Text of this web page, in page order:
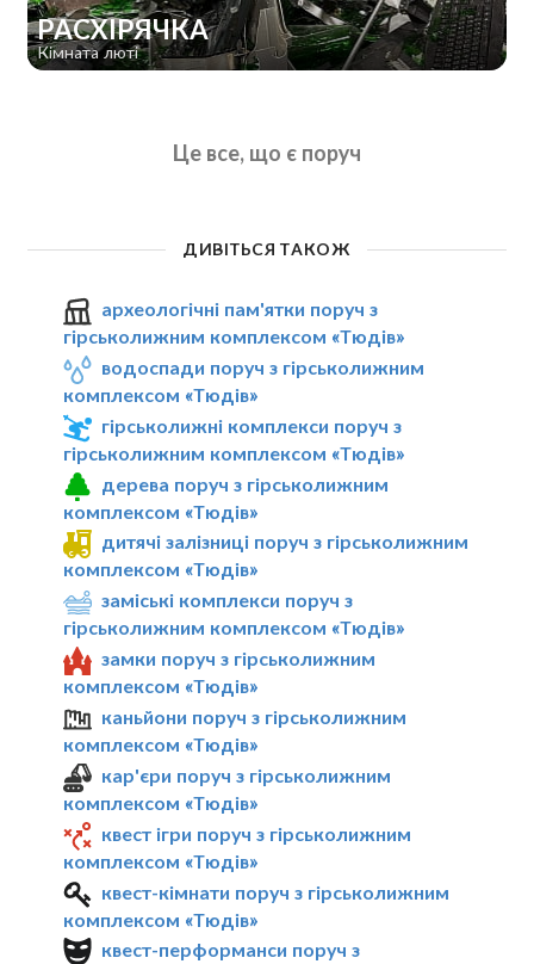
РАСХІРЯЧКА
Кімната люті
Це все, що є поруч
ДИВІТЬСЯ ТАКОЖ
археологічні пам'ятки поруч з
гірськолижним комплексом «Тюдів»
водоспади поруч з гірськолижним
комплексом «Тюдів»
гірськолижні комплекси поруч з
гірськолижним комплексом «Тюдів»
дерева поруч з гірськолижним
комплексом «Тюдів»
дитячі залізниці поруч з гірськолижним
комплексом «Тюдів»
заміські комплекси поруч з
гірськолижним комплексом «Тюдів»
замки поруч з гірськолижним
комплексом «Тюдів»
каньйони поруч з гірськолижним
комплексом «Тюдів»
кар'єри поруч з гірськолижним
комплексом «Тюдів»
квест ігри поруч з гірськолижним
комплексом «Тюдів»
квест-кімнати поруч з гірськолижним
комплексом «Тюдів»
квест-перформанси поруч з